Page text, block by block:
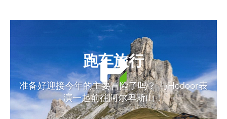
跑车旅行
准备好迎接今年的主要冒险了吗？ 与Hodoor表
演一起前往阿尔卑斯山！